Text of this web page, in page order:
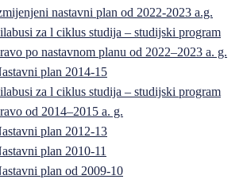
nastavni plan od 2022-2023 a.g.
za l ciklus studija – studijski program
po nastavnom planu od 2022–2023 a. g.
plan 2014-15
za l ciklus studija – studijski program
od 2014–2015 a. g.
plan 2012-13
plan 2010-11
plan od 2009-10